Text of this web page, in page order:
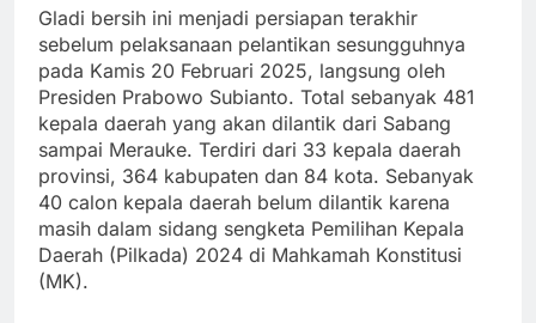
Gladi bersih ini menjadi persiapan terakhir
sebelum pelaksanaan pelantikan sesungguhnya
pada Kamis 20 Februari 2025, langsung oleh
Presiden Prabowo Subianto. Total sebanyak 481
kepala daerah yang akan dilantik dari Sabang
sampai Merauke. Terdiri dari 33 kepala daerah
provinsi, 364 kabupaten dan 84 kota. Sebanyak
40 calon kepala daerah belum dilantik karena
masih dalam sidang sengketa Pemilihan Kepala
Daerah (Pilkada) 2024 di Mahkamah Konstitusi
(MK).